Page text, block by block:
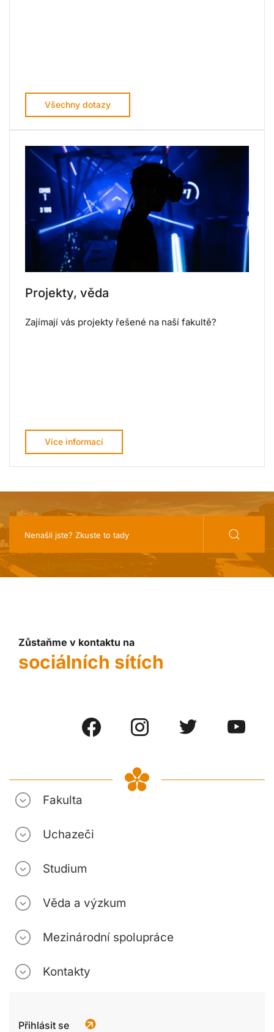
Všechny dotazy
Projekty, věda
Zajímají vás projekty řešené na naší fakultě?
Více informací
Zůstaňme v kontaktu na
sociálních sítích
Fakulta
Uchazeči
Studium
Věda a výzkum
Mezinárodní spolupráce
Kontakty
Přihlásit se